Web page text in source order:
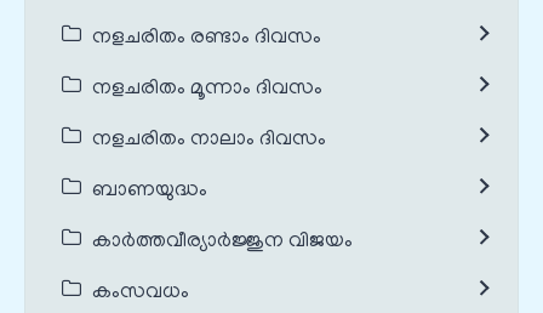
നളചരിതം രണ്ടാം ദിവസം
നളചരിതം മൂന്നാം ദിവസം
നളചരിതം നാലാം ദിവസം
ബാണയുദ്ധം
കാർത്തവീര്യാർജ്ജുന വിജയം
കംസവധം